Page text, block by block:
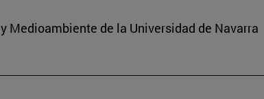
Medioambiente de la Universidad de Navarra